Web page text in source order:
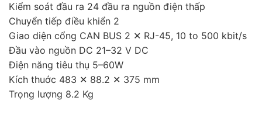
Kiểm soát đầu ra 24 đầu ra nguồn điện thấp
Chuyển tiếp điều khiển 2
Giao diện cổng CAN BUS 2 ✕ RJ-45, 10 to 500 kbit/s
Đầu vào nguồn DC 21–32 V DC
Điện năng tiêu thụ 5–60W
Kích thuớc 483 ✕ 88.2 ✕ 375 mm
Trọng lượng 8.2 Kg